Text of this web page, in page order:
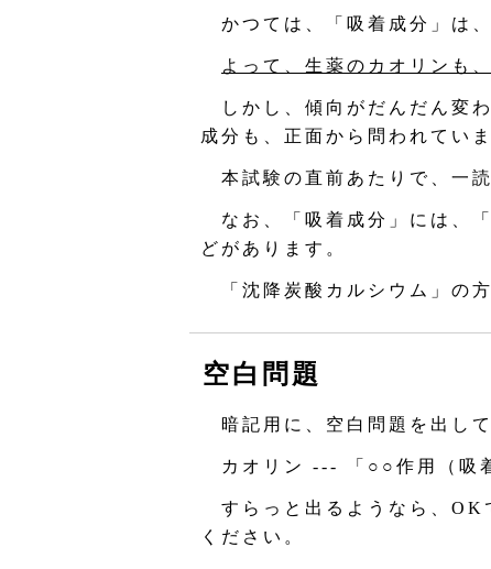
かつては、「吸着成分」は
よって、生薬のカオリンも
しかし、傾向がだんだん変
成分も、正面から問われていま
本試験の直前あたりで、一読
なお、「吸着成分」には、「
どがあります。
「沈降炭酸カルシウム」の
空白問題
暗記用に、空白問題を出して
カオリン --- 「○○作用（吸
すらっと出るようなら、OK
ください。